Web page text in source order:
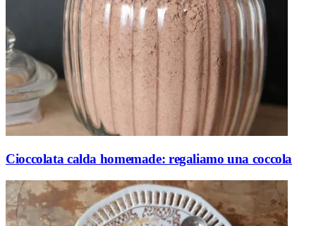
Cioccolata calda homemade: regaliamo una coccola